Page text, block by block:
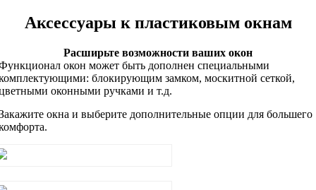
Аксессуары к пластиковым окнам
Расширьте возможности ваших окон
окон может быть дополнен специальными
блокирующим замком, москитной сеткой,
оконными ручками и т.д.
окна и выберите дополнительные опции для большего